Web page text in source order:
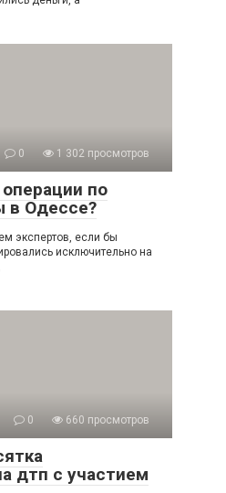
0 1 302 просмотров
по
в Одессе?
экспертов, если бы
исключительно на
0 660 просмотров
дтп с участием